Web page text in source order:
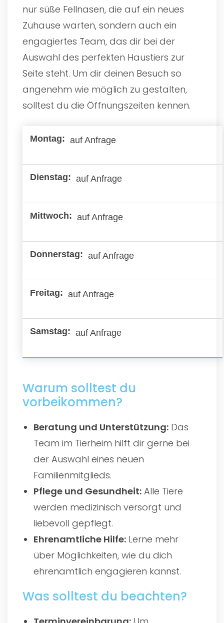
nur süße Fellnasen, die auf ein neues
Zuhause warten, sondern auch ein
engagiertes Team, das dir bei der
Auswahl des perfekten Haustiers zur
Seite steht. Um dir deinen Besuch so
angenehm wie möglich zu gestalten,
solltest du die Öffnungszeiten kennen.
auf Anfrage
auf Anfrage
auf Anfrage
auf Anfrage
auf Anfrage
auf Anfrage
Warum solltest du
vorbeikommen?
Beratung und Unterstützung: Das
Team im Tierheim hilft dir gerne bei
der Auswahl eines neuen
Familienmitglieds.
Pflege und Gesundheit: Alle Tiere
werden medizinisch versorgt und
liebevoll gepflegt.
Ehrenamtliche Hilfe: Lerne mehr
über Möglichkeiten, wie du dich
ehrenamtlich engagieren kannst.
Was solltest du beachten?